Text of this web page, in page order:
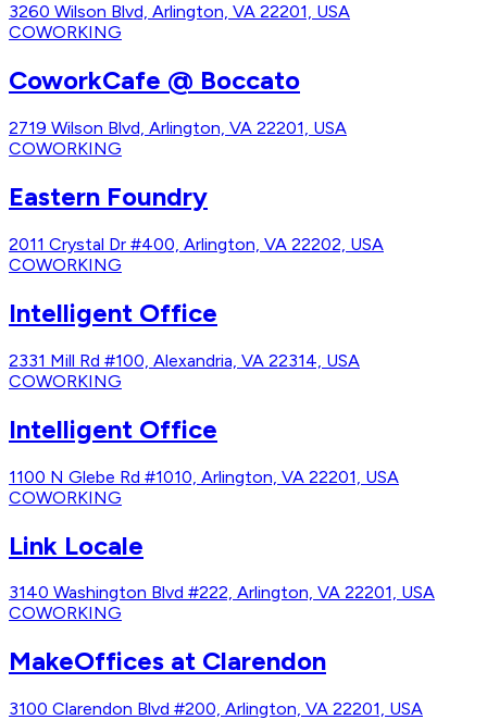
3260 Wilson Blvd, Arlington, VA 22201, USA
COWORKING
CoworkCafe @ Boccato
2719 Wilson Blvd, Arlington, VA 22201, USA
COWORKING
Eastern Foundry
2011 Crystal Dr #400, Arlington, VA 22202, USA
COWORKING
Intelligent Office
2331 Mill Rd #100, Alexandria, VA 22314, USA
COWORKING
Intelligent Office
1100 N Glebe Rd #1010, Arlington, VA 22201, USA
COWORKING
Link Locale
3140 Washington Blvd #222, Arlington, VA 22201, USA
COWORKING
MakeOffices at Clarendon
3100 Clarendon Blvd #200, Arlington, VA 22201, USA